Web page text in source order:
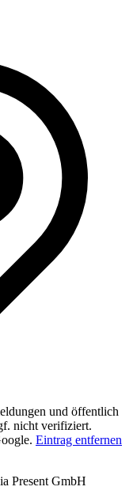
und öffentlich
nicht verifiziert.
Eintrag entfernen
Present GmbH